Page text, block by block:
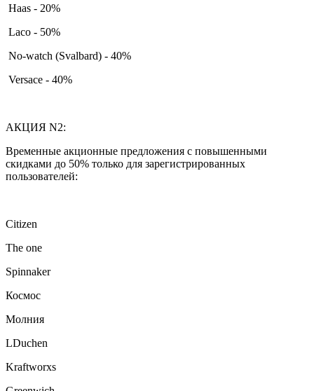
Haas - 20%
Laco - 50%
No-watch (Svalbard) - 40%
Versace - 40%
АКЦИЯ N2:
Временные акционные предложения с повышенными
скидками до 50% только для зарегистрированных
пользователей:
Citizen
The one
Spinnaker
Космос
Молния
LDuchen
Kraftworxs